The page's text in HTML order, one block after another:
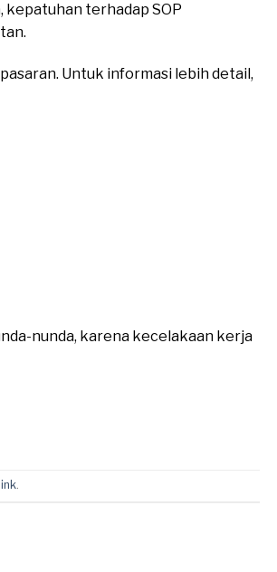
kepatuhan terhadap SOP
Untuk informasi lebih detail,
nunda, karena kecelakaan kerja
.